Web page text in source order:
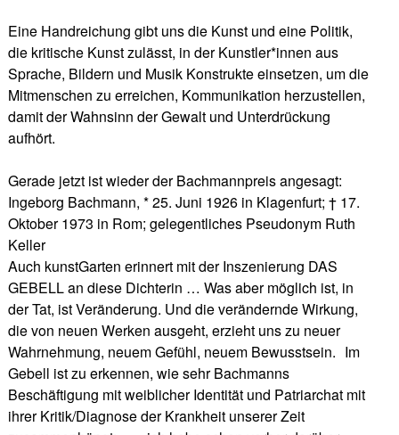
Eine Handreichung gibt uns die Kunst und eine Politik,
die kritische Kunst zulässt, in der Kunstler*innen aus
Sprache, Bildern und Musik Konstrukte einsetzen, um die
Mitmenschen zu erreichen, Kommunikation herzustellen,
damit der Wahnsinn der Gewalt und Unterdrückung
aufhört.
Gerade jetzt ist wieder der Bachmannpreis angesagt:
Ingeborg Bachmann, * 25. Juni 1926 in Klagenfurt; † 17.
Oktober 1973 in Rom; gelegentliches Pseudonym Ruth
Keller
Auch kunstGarten erinnert mit der Inszenierung DAS
GEBELL an diese Dichterin … Was aber möglich ist, in
der Tat, ist Veränderung. Und die verändernde Wirkung,
die von neuen Werken ausgeht, erzieht uns zu neuer
Wahrnehmung, neuem Gefühl, neuem Bewusstsein. Im
Gebell ist zu erkennen, wie sehr Bachmanns
Beschäftigung mit weiblicher Identität und Patriarchat mit
ihrer Kritik/Diagnose der Krankheit unserer Zeit